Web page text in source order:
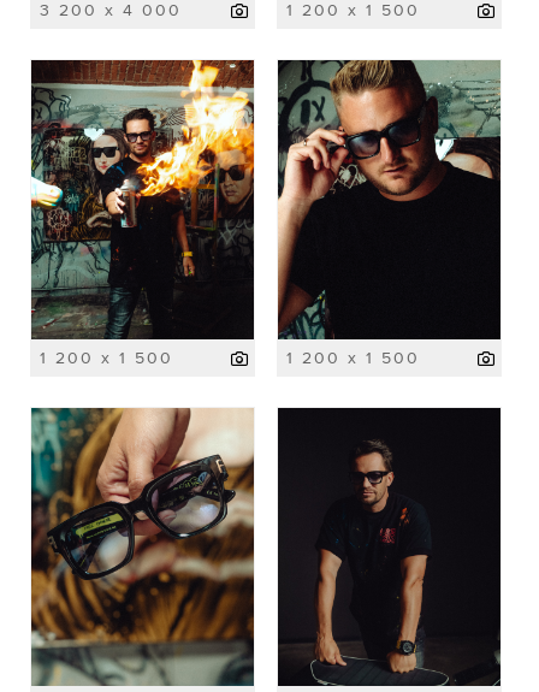
3 200 x 4 000 1 200 x 1 500
1 200 x 1 500 1 200 x 1 500